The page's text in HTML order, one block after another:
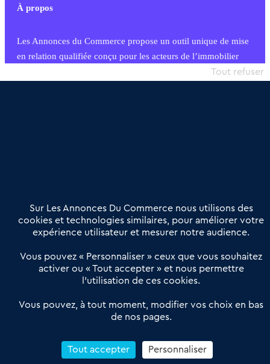
À propos
Les Annonces du Commerce propose un outil unique de mise
en relation qualifiée conçu pour les acteurs de l’immobilier
commercial et les collectivités territoriales, simple et intégrant
Offres Pro
Actualités
Qui sommes nous ?
Derniers articles
Réseau 3C : un partenaire national dédié aux transactions
Petitscommerces : Un partenariat au service du commerce de
proximité et des territoires
Reprendre un Restaurant Rapide
Sur Les Annonces Du Commerce nous utilisons des
cookies et technologies similaires, pour améliorer votre
expérience utilisateur et mesurer notre audience.
Vous pouvez « Personnaliser » ceux que vous souhaitez
activer ou « Tout accepter » et nous permettre
l’utilisation de ces cookies.
Vous pouvez, à tout moment, modifier vos choix en bas
de nos pages.
Tout accepter
Tout refuser
Personnaliser